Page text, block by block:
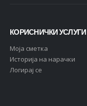
КОРИСНИЧКИ УСЛУГИ
Moja сметка
Историја на нарачки
Логирај се